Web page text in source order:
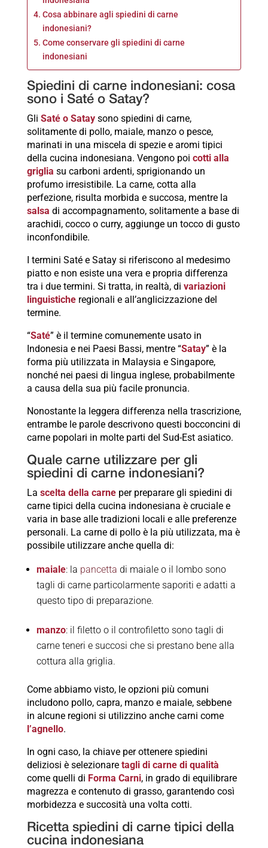
Cosa abbinare agli spiedini di carne
indonesiani?
Come conservare gli spiedini di carne
indonesiani
Spiedini di carne indonesiani: cosa
sono i Saté o Satay?
Gli Saté o Satay sono spiedini di carne,
solitamente di pollo, maiale, manzo o pesce,
marinati in una miscela di spezie e aromi tipici
della cucina indonesiana. Vengono poi cotti alla
griglia su carboni ardenti, sprigionando un
profumo irresistibile. La carne, cotta alla
perfezione, risulta morbida e succosa, mentre la
salsa di accompagnamento, solitamente a base di
arachidi, cocco o curry, aggiunge un tocco di gusto
inconfondibile.
I termini Saté e Satay si riferiscono al medesimo
piatto e non esiste una vera e propria differenza
tra i due termini. Si tratta, in realtà, di variazioni
linguisticheregionali e all’anglicizzazione del
termine.
“Saté” è il termine comunemente usato in
Indonesia e nei Paesi Bassi, mentre “Satay” è la
forma più utilizzata in Malaysia e Singapore,
nonché nei paesi di lingua inglese, probabilmente
a causa della sua più facile pronuncia.
Nonostante la leggera differenza nella trascrizione,
entrambe le parole descrivono questi bocconcini di
carne popolari in molte parti del Sud-Est asiatico.
Quale carne utilizzare per gli
spiedini di carne indonesiani?
La scelta della carne per preparare gli spiedini di
carne tipici della cucina indonesiana è cruciale e
varia in base alle tradizioni locali e alle preferenze
personali. La carne di pollo è la più utilizzata, ma è
possibile utilizzare anche quella di:
maiale: la pancetta di maiale o il lombo sono
tagli di carne particolarmente saporiti e adatti a
questo tipo di preparazione.
manzo: il filetto o il controfiletto sono tagli di
carne teneri e succosi che si prestano bene alla
cottura alla griglia.
Come abbiamo visto, le opzioni più comuni
includono pollo, capra, manzo e maiale, sebbene
in alcune regioni si utilizzino anche carni come
l’agnello.
In ogni caso, la chiave per ottenere spiedini
deliziosi è selezionaretagli di carne di qualità
come quelli di Forma Carni, in grado di equilibrare
magrezza e contenuto di grasso, garantendo così
morbidezza e succosità una volta cotti.
Ricetta spiedini di carne tipici della
cucina indonesiana